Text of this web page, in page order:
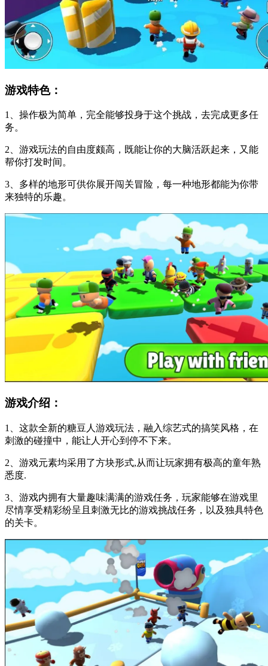
游戏特色：
1、操作极为简单，完全能够投身于这个挑战，去完成更多任
务。
2、游戏玩法的自由度颇高，既能让你的大脑活跃起来，又能
帮你打发时间。
3、多样的地形可供你展开闯关冒险，每一种地形都能为你带
来独特的乐趣。
游戏介绍：
1、这款全新的糖豆人游戏玩法，融入综艺式的搞笑风格，在
刺激的碰撞中，能让人开心到停不下来。
2、游戏元素均采用了方块形式,从而让玩家拥有极高的童年熟
悉度.
3、游戏内拥有大量趣味满满的游戏任务，玩家能够在游戏里
尽情享受精彩纷呈且刺激无比的游戏挑战任务，以及独具特色
的关卡。